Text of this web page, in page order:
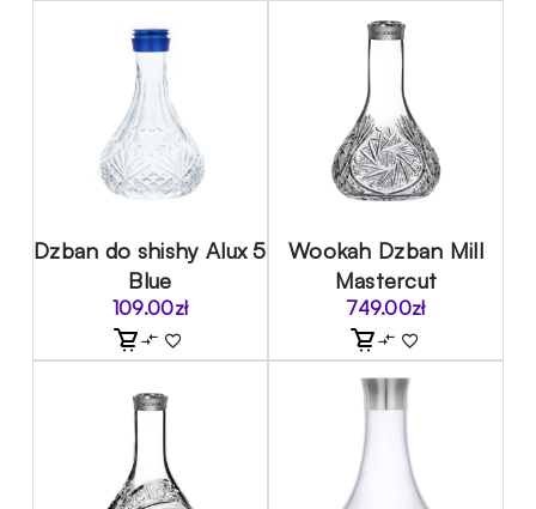
Dzban do shishy Alux 5
Blue
109.00zł
Wookah Dzban Mill
Mastercut
749.00zł